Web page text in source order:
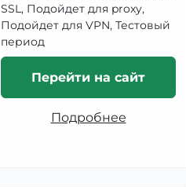
SSL, Подойдет для proxy,
Подойдет для VPN, Тестовый
период
Перейти на сайт
Подробнее